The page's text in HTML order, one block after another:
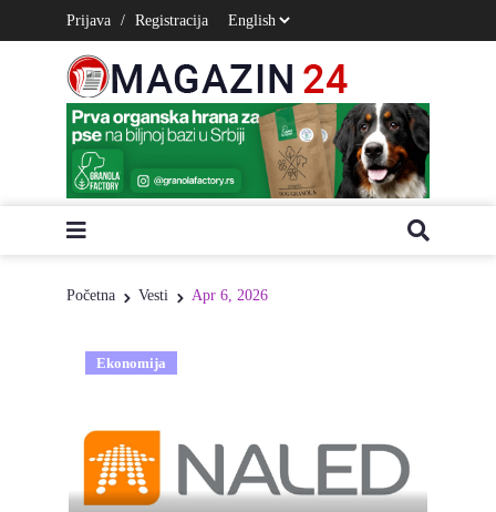
Prijava / Registracija
Početna Vesti Apr 6, 2026
Ekonomija